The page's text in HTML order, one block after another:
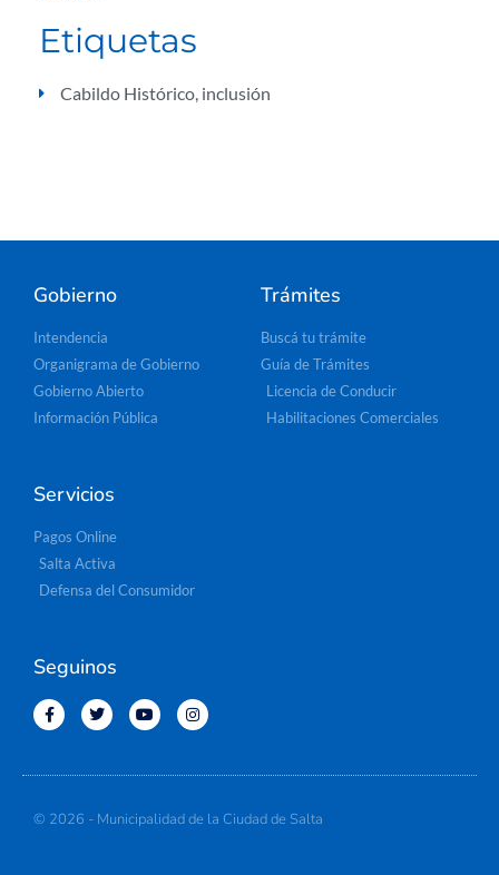
Etiquetas
Cabildo Histórico, inclusión
Gobierno
Intendencia
Organigrama de Gobierno
Gobierno Abierto
Información Pública
Trámites
Buscá tu trámite
Guía de Trámites
Licencia de Conducir
Habilitaciones Comerciales
Servicios
Pagos Online
Salta Activa
Defensa del Consumidor
Seguinos
© 2026 - Municipalidad de la Ciudad de Salta